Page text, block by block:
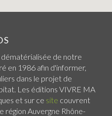
de notre
en 1986 afin d'informer,
dans le projet de
Les éditions VIVRE MA
et sur ce site couvrent
Auvergne Rhône-